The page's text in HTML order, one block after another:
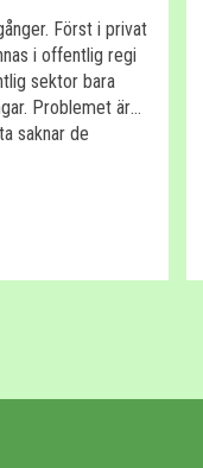
Först i privat
i offentlig regi
sektor bara
Problemet är
saknar de